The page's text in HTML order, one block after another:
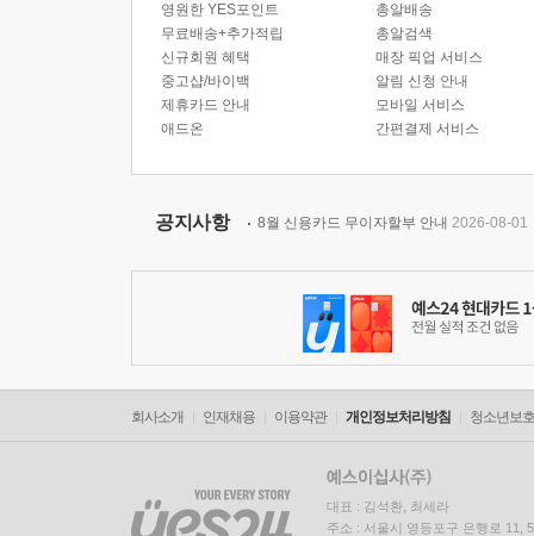
영원한 YES포인트
무료배송+추가적립
신규회원 혜택
중고샵/바이백
제휴카드 안내
애드온
총알배송
총알검색
매장 픽업 서비스
알림 신청 안내
모바일 서비스
간편결제 서비스
공지사항 8월 신용카드 무이자할부 안내 2026-08-01
회사소개 인재채용 이용약관 개인정보처리방침 청소년보
대표 : 김석환, 최세라
주소 : 서울시 영등포구 은행로 11,